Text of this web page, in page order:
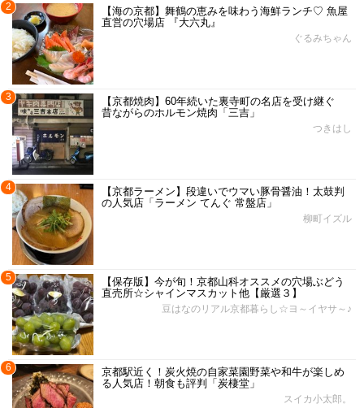
2
【海の京都】舞鶴の恵みを味わう海鮮ランチ♡ 魚屋
直営の穴場店 『大六丸』
ぐるみちゃん
3
【京都焼肉】60年続いた裏寺町の名店を受け継ぐ
昔ながらのホルモン焼肉「三吉」
つきはし
4
【京都ラーメン】段違いでウマい豚骨醤油！太鼓判
の人気店「ラーメン てんぐ 常盤店」
柳町イズル
5
【保存版】今が旬！京都山科オススメの穴場ぶどう
直売所☆シャインマスカット他【厳選３】
豆はなのリアル京都暮らし☆ヨ～イヤサ～♪
6
京都駅近く！炭火焼の自家菜園野菜や和牛が楽しめ
る人気店！朝食も評判「炭棲堂」
スイカ小太郎。